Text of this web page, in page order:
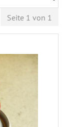
Seite 1 von 1